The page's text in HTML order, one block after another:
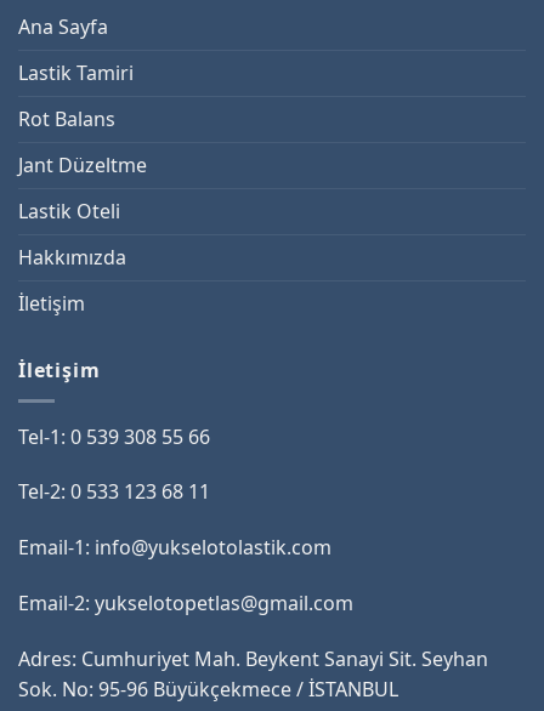
Ana Sayfa
Lastik Tamiri
Rot Balans
Jant Düzeltme
Lastik Oteli
Hakkımızda
İletişim
İletişim
Tel-1: 0 539 308 55 66
Tel-2: 0 533 123 68 11
Email-1: info@yukselotolastik.com
Email-2: yukselotopetlas@gmail.com
Adres: Cumhuriyet Mah. Beykent Sanayi Sit. Seyhan
Sok. No: 95-96 Büyükçekmece / İSTANBUL